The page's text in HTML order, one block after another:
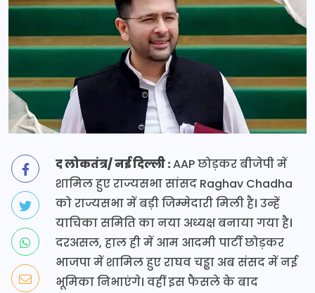
द लोकतंत्र/ नई दिल्ली :AAP छोड़कर बीजेपी में
शामिल हुए राज्यसभा सांसद Raghav Chadha
को राज्यसभा में बड़ी जिम्मेदारी मिली है। उन्हें
याचिका समिति का नया अध्यक्ष बनाया गया है।
दरअसल, हाल ही में आम आदमी पार्टी छोड़कर
भाजपा में शामिल हुए राघव चड्ढा अब संसद में नई
भूमिका निभाएंगे। वहीं इस फैसले के बाद